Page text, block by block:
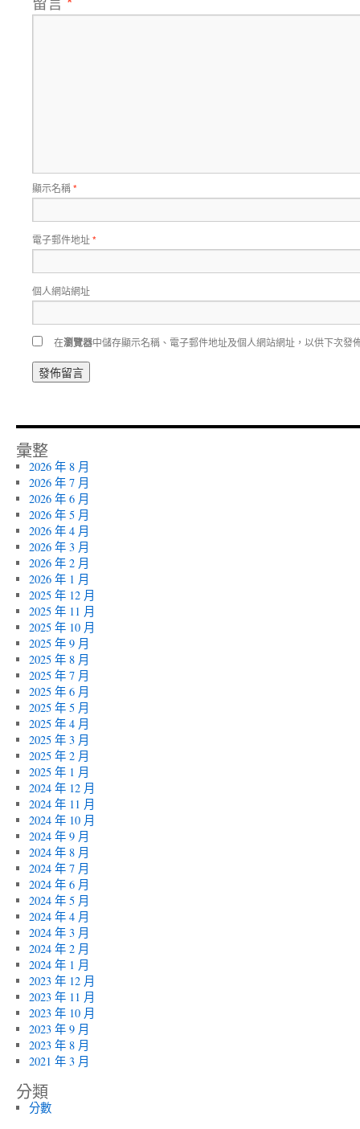
顯示名稱*
電子郵件地址*
個人網站網址
在瀏覽器中儲存顯示名稱、電子郵件地址及個人網站網址，以供下次發
彙整
2026 年 8 月
2026 年 7 月
2026 年 6 月
2026 年 5 月
2026 年 4 月
2026 年 3 月
2026 年 2 月
2026 年 1 月
2025 年 12 月
2025 年 11 月
2025 年 10 月
2025 年 9 月
2025 年 8 月
2025 年 7 月
2025 年 6 月
2025 年 5 月
2025 年 4 月
2025 年 3 月
2025 年 2 月
2025 年 1 月
2024 年 12 月
2024 年 11 月
2024 年 10 月
2024 年 9 月
2024 年 8 月
2024 年 7 月
2024 年 6 月
2024 年 5 月
2024 年 4 月
2024 年 3 月
2024 年 2 月
2024 年 1 月
2023 年 12 月
2023 年 11 月
2023 年 10 月
2023 年 9 月
2023 年 8 月
2021 年 3 月
分類
分數